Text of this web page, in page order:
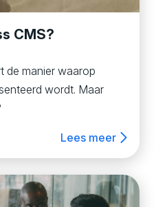
CMS?
de manier waarop
wordt. Maar
Lees meer